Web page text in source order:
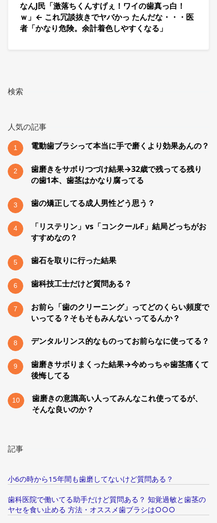
なんJ民「激落ちくんすげぇ！ワイの歯真っ白！
ｗ」← これ冗談抜きでヤバかっ たんだな・・・医
者「かなり危険。余計着色しやすくなる」
検索
人気の記事
1 電動歯ブラシって本当に手で磨くより効果あんの？
2
歯磨きをサボりつづけ結果→32歳で残ってる残り
の歯1本、歯茎はかなり腐ってる
3 歯の矯正してる成人男性どう思う？
4
「リステリン」vs「コンクールF」結局どっちがお
すすめなの？
5 歯石を取りに行った結果
6 歯科技工士だけど質問ある？
7
お前ら「歯のクリーニング」ってどのくらい頻度で
いってる？そもそもみんない ってるんか？
8 デンタルリンス的なものってお前らなに使ってる？
9
歯磨きサボりまくった結果→今めっちゃ歯茎痛くて
後悔してる
10
歯磨きの意識高い人ってみんなこれ使ってるが、
そんな良いのか？
記事
小6の時から15年間も歯磨してないけど質問ある？
歯科医院で働いてる助手だけど質問ある？ 知覚過敏と歯茎の
ヤセを食い止める 方法・オススメ歯ブラシは○○○